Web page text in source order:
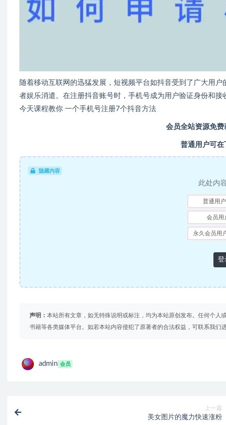
随着移动互联网的迅猛发展，短视频平台如抖音受到了广大用
者娱乐消遣。在注册抖音账号时，手机号成为用户验证身份和
今天课程教你 一个手机号注册7个抖音方法
会员全站资源免
普通用户可在
隐藏内容
此处内
普通用户
会员用
永久会员用
登
声明： 本站所有文章，如无特殊说明或标注，均为本站原创发布。任何个人
书籍等各类媒体平台。如若本站内容侵犯了原著者的合法权益，可联系我们进
admin 会员
上一篇
美女图片的魔力快速涨粉